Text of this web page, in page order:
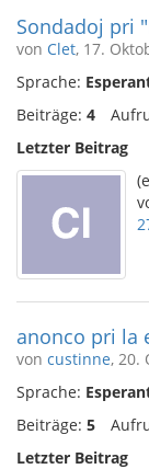
Sondadoj pri
von Clet, 17.
Sprache:
Beiträge: 4
Letzter Beitrag
anonco pri la
von custinne, 20.
Sprache:
Beiträge: 5
Letzter Beitrag